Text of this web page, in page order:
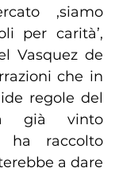
,siamo
per carità’,
Vasquez de
che in
regole del
già vinto
ha raccolto
a dare